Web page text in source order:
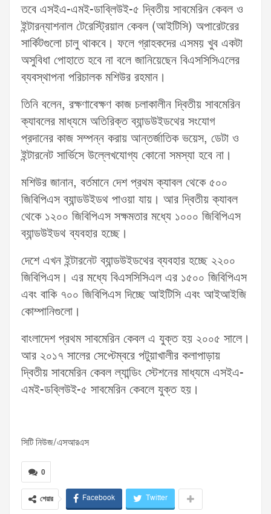
তবে এসইএ-এমই-ডাব্লিউই-৫ দ্বিতীয় সাবমেরিন কেবল ও
ইন্টারন্যাশনাল টেরেস্ট্রিয়াল কেবল (আইটিসি) অপারেটরের
সার্কিটগুলো চালু থাকবে। ফলে গ্রাহকদের এসময় খুব একটা
অসুবিধা পোহাতে হবে না বলে জানিয়েছেন বিএসসিসিএলের
ব্যবস্থাপনা পরিচালক মশিউর রহমান।
তিনি বলেন, রক্ষণাবেক্ষণ কাজ চলাকালীন দ্বিতীয় সাবমেরিন
ক্যাবলের মাধ্যমে অতিরিক্ত ব্যান্ডউইডথের সংযোগ
প্রদানের কাজ সম্পন্ন করায় আন্তর্জাতিক ভয়েস, ডেটা ও
ইন্টারনেট সার্ভিসে উল্লেখযোগ্য কোনো সমস্যা হবে না।
মশিউর জানান, বর্তমানে দেশ প্রথম ক্যাবল থেকে ৫০০
জিবিপিএস ব্যান্ডউইডথ পাওয়া যায়। আর দ্বিতীয় ক্যাবল
থেকে ১২০০ জিবিপিএস সক্ষমতার মধ্যে ১০০০ জিবিপিএস
ব্যান্ডউইডথ ব্যবহার হচ্ছে।
দেশে এখন ইন্টারনেট ব্যান্ডউইডথের ব্যবহার হচ্ছে ২২০০
জিবিপিএস। এর মধ্যে বিএসসিসিএল এর ১৫০০ জিবিপিএস
এবং বাকি ৭০০ জিবিপিএস দিচ্ছে আইটিসি এবং আইআইজি
কোম্পানিগুলো।
বাংলাদেশ প্রথম সাবমেরিন কেবল এ যুক্ত হয় ২০০৫ সালে।
আর ২০১৭ সালের সেপ্টেম্বরে পটুয়াখালীর কলাপাড়ায়
দ্বিতীয় সাবমেরিন কেবল ল্যান্ডিং স্টেশনের মাধ্যমে এসইএ-
এমই-ডব্লিউই-৫ সাবমেরিন কেবলে যুক্ত হয়।
সিটি নিউজ/এসআরএস
0
শেয়ার Facebook Twitter